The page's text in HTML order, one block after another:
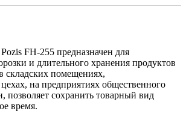
FH-255 предназначен для
и длительного хранения продуктов
складских помещениях,
на предприятиях общественного
позволяет сохранить товарный вид
время.